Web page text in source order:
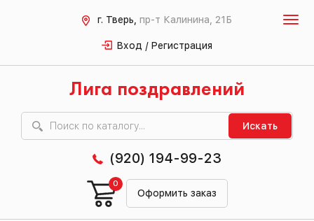
г. Тверь, пр-т Калинина, 21Б
Вход / Регистрация
Лига поздравлений
Искать
(920) 194-99-23
Оформить заказ
0